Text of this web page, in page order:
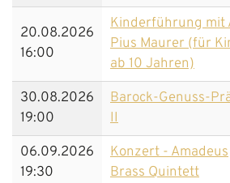
20.08.2026
16:00
Kinderführung mit
Pius Maurer (für
ab 10 Jahren)
30.08.2026
19:00
Barock-Genuss-
II
06.09.2026
19:30
Konzert - Amadeus
Brass Quintett